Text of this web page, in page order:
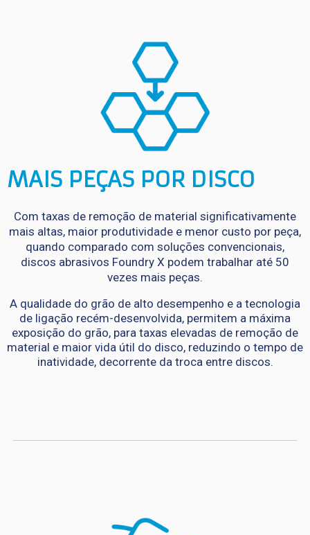
MAIS PEÇAS POR DISCO
Com taxas de remoção de material significativamente
mais altas, maior produtividade e menor custo por peça,
quando comparado com soluções convencionais,
discos abrasivos Foundry X podem trabalhar até 50
vezes mais peças.
A qualidade do grão de alto desempenho e a tecnologia
de ligação recém-desenvolvida, permitem a máxima
exposição do grão, para taxas elevadas de remoção de
material e maior vida útil do disco, reduzindo o tempo de
inatividade, decorrente da troca entre discos.